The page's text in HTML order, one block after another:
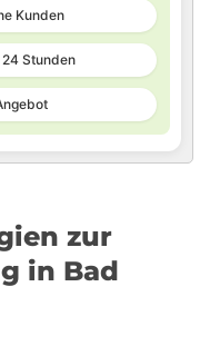
Kunden
Stunden
zur
in Bad